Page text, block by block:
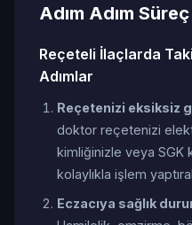
Adım Adım Süreç
Reçeteli İlaçlarda
Adımlar
Reçetenizi eksiksiz
doktor reçetenizi
kimliğinizle veya SGK
kolaylıkla işlem
Eczacıya sağlık